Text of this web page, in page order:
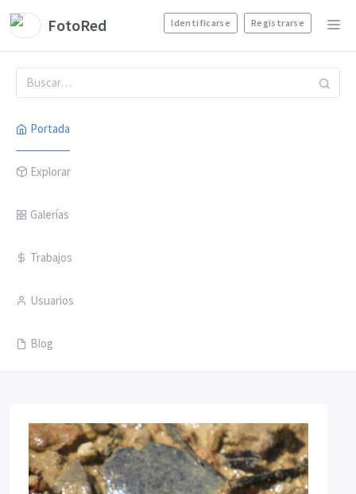
FotoRed Identificarse Registrarse
Portada
Explorar
Galerías
Trabajos
Usuarios
Blog